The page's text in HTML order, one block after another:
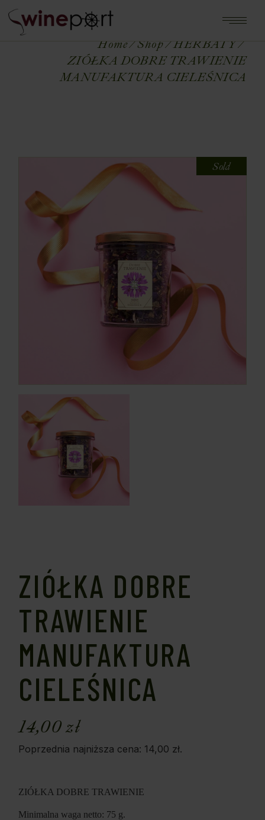
Home Shop
HERBATY
ZIÓŁKA DOBRE TRAWIENIE
MANUFAKTURA CIELEŚNICA
Sold
ZIÓŁKA DOBRE
TRAWIENIE
MANUFAKTURA
CIELEŚNICA
14,00zł
Poprzednia najniższa cena: 14,00 zł.
ZIÓŁKA DOBRE TRAWIENIE
Minimalna waga netto: 75 g.